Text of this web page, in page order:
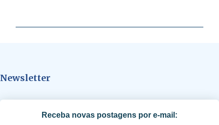
á
Newsletter
Receba novas postagens por e-mail: